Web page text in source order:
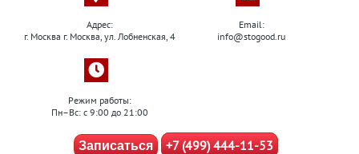
Адрес:
г. Москва г. Москва, ул. Лобненская, 4
Email:
info@stogood.ru
Режим работы:
Пн–Вс: с 9:00 до 21:00
Записаться +7 (499) 444-11-53